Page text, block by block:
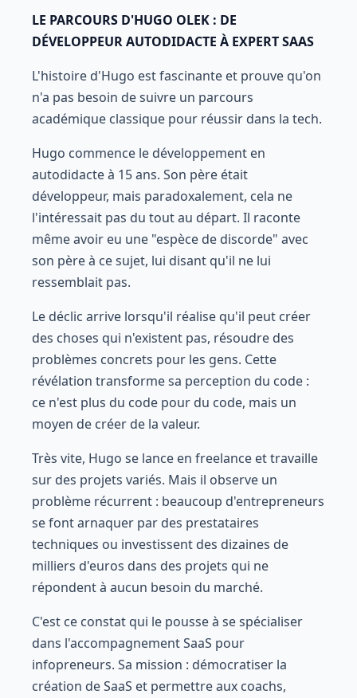
LE PARCOURS D'HUGO OLEK : DE
DÉVELOPPEUR AUTODIDACTE À EXPERT SAAS
L'histoire d'Hugo est fascinante et prouve qu'on
n'a pas besoin de suivre un parcours
académique classique pour réussir dans la tech.
Hugo commence le développement en
autodidacte à 15 ans. Son père était
développeur, mais paradoxalement, cela ne
l'intéressait pas du tout au départ. Il raconte
même avoir eu une "espèce de discorde" avec
son père à ce sujet, lui disant qu'il ne lui
ressemblait pas.
Le déclic arrive lorsqu'il réalise qu'il peut créer
des choses qui n'existent pas, résoudre des
problèmes concrets pour les gens. Cette
révélation transforme sa perception du code :
ce n'est plus du code pour du code, mais un
moyen de créer de la valeur.
Très vite, Hugo se lance en freelance et travaille
sur des projets variés. Mais il observe un
problème récurrent : beaucoup d'entrepreneurs
se font arnaquer par des prestataires
techniques ou investissent des dizaines de
milliers d'euros dans des projets qui ne
répondent à aucun besoin du marché.
C'est ce constat qui le pousse à se spécialiser
dans l'accompagnement SaaS pour
infopreneurs. Sa mission : démocratiser la
création de SaaS et permettre aux coachs,